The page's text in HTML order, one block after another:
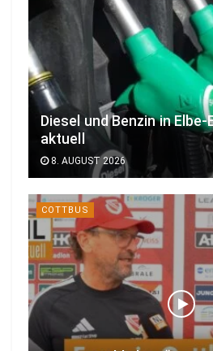
Diesel und Benzin in
aktuell
8. AUGUST 2026
COTTBUS